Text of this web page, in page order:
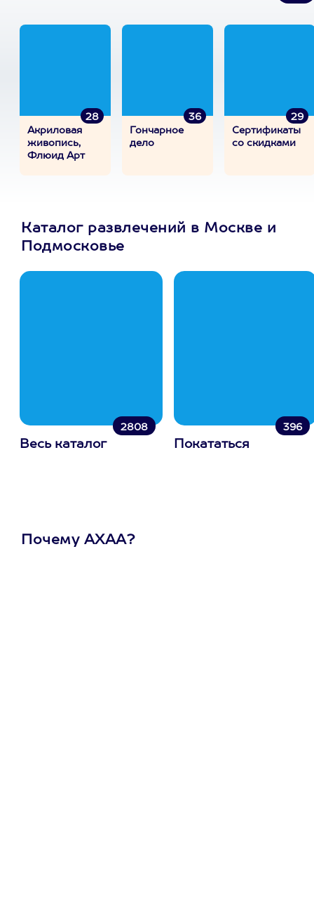
28
Акриловая
живопись,
Флюид Арт
36
Гончарное
дело
29
Сертификаты
со скидками
Каталог развлечений в Москве и
Подмосковье
2808
Весь каталог
396
Покататься
Почему АХАА?